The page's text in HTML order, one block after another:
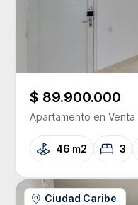
$ 89.900.000
Apartamento en Venta
46 m2 3
Ciudad Caribe